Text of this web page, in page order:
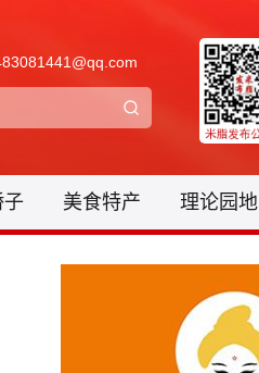
子 美食特产 理论园地